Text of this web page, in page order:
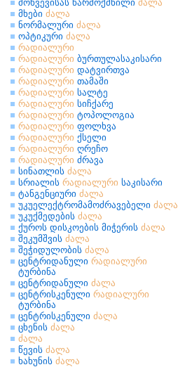
მოხვევისას წარმოქმნილი ძალა
მხები ძალა
ნორმალური ძალა
ოპტიკური ძალა
რადიალური
რადიალური ბურთულასაკისარი
რადიალური დატვირთვა
რადიალური თამაში
რადიალური სალტე
რადიალური სიჩქარე
რადიალური ტოპოლოგია
რადიალური ფოლხვა
რადიალური ქსელი
რადიალური ღრეჩო
რადიალური ძრავა
სინათლის ძალა
სრიალის რადიალური საკისარი
ტანგენციური ძალა
უკუელექტრომამოძრავებელი ძალა
უკუქმედების ძალა
ქუროს დისკოების მიჭერის ძალა
შეკუმშვის ძალა
შეჭიდულობის ძალა
ცენტრიდანული რადიალური
ტურბინა
ცენტრიდანული ძალა
ცენტრისკენული რადიალური
ტურბინა
ცენტრისკენული ძალა
ცხენის ძალა
ძალა
წევის ძალა
ხახუნის ძალა